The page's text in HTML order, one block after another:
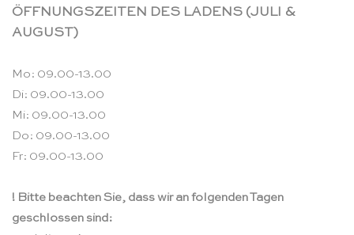
ÖFFNUNGSZEITEN DES LADENS (JULI &
AUGUST)
Mo: 09.00-13.00
Di: 09.00-13.00
Mi: 09.00-13.00
Do: 09.00-13.00
Fr: 09.00-13.00
! Bitte beachten Sie, dass wir an folgenden Tagen
geschlossen sind: